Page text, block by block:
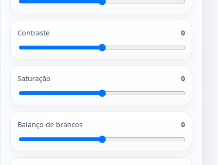
Contraste 0
Saturação 0
Balanço de brancos 0